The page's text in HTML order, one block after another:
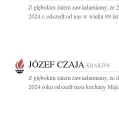
Z głębokim żalem zawiadamiamy, że
2024 r. odszedł od nas w wieku 89
JÓZEF CZAJA KRAKÓW
Z głębokim żalem zawiadamiamy, że
2024 roku odszedł nasz kochany